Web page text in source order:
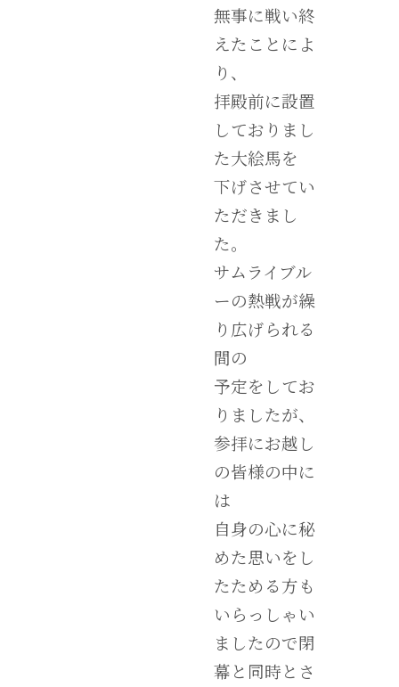
無事に戦い終
えたことによ
り、
拝殿前に設置
しておりまし
た大絵馬を
下げさせてい
ただきまし
た。
サムライブル
ーの熱戦が繰
り広げられる
間の
予定をしてお
りましたが、
参拝にお越し
の皆様の中に
は
自身の心に秘
めた思いをし
たためる方も
いらっしゃい
ましたので閉
幕と同時とさ